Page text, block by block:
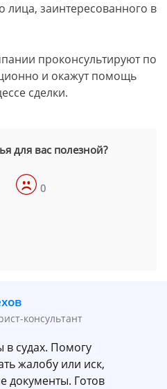
лица, заинтересованного в
проконсультируют по
и окажут помощь
сделки.
для вас полезной?
0
консультант
в судах. Помогу
жалобу или иск,
документы. Готов